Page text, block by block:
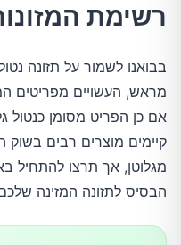
2.ביצים
3.בשר בקר
4.עוף
5.ירקות
6.פירות
רשימת
בבואנו לשמור על תזונה
מראש, העשויים מפריטים
אם כן הפריט מסומן כנטול
קיימים מוצרים רבים בשוק
מגלוטן, אך תרצו להתחיל
הבסיס לתזונה המזינה